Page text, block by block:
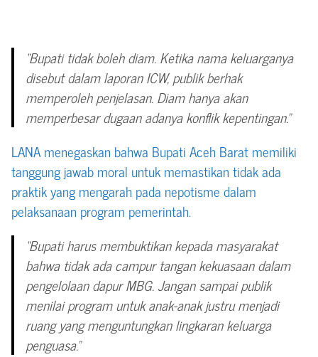
“Bupati tidak boleh diam. Ketika nama keluarganya
disebut dalam laporan ICW, publik berhak
memperoleh penjelasan. Diam hanya akan
memperbesar dugaan adanya konflik kepentingan.”
LANA menegaskan bahwa Bupati Aceh Barat memiliki
tanggung jawab moral untuk memastikan tidak ada
praktik yang mengarah pada nepotisme dalam
pelaksanaan program pemerintah.
“Bupati harus membuktikan kepada masyarakat
bahwa tidak ada campur tangan kekuasaan dalam
pengelolaan dapur MBG. Jangan sampai publik
menilai program untuk anak-anak justru menjadi
ruang yang menguntungkan lingkaran keluarga
penguasa.”